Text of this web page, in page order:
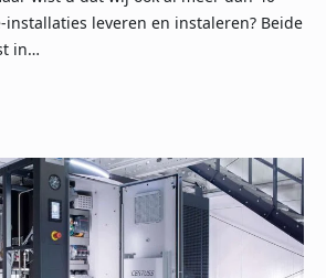
leveren en instaleren? Beide
in…